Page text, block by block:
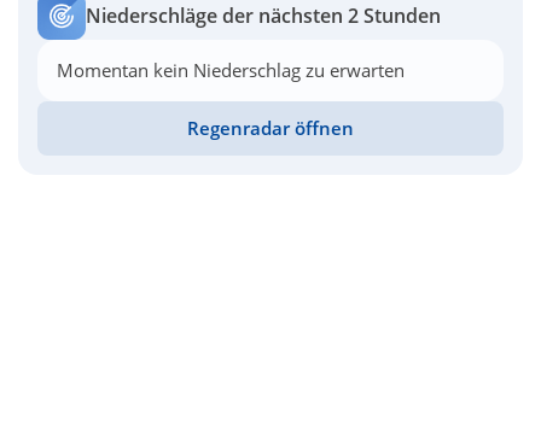
Niederschläge der nächsten 2 Stunden
Momentan kein Niederschlag zu erwarten
Regenradar öffnen